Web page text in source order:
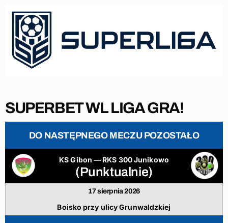
SUPERBET WL LIGA GRA!
DO NASTĘPNEGO MECZU POZOSTAŁO
KS Gibon — RKS 300 Junikowo
(Punktualnie)
17 sierpnia 2026
Boisko przy ulicy Grunwaldzkiej